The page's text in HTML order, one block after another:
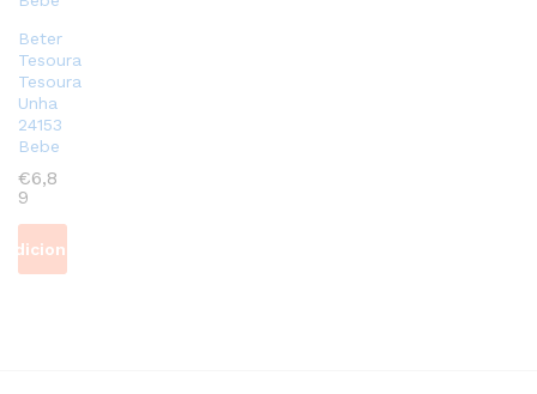
Beter
Tesoura
Tesoura
Unha
24153
Bebe
€6,8
9
Adicionar